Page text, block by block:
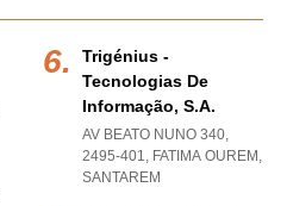
Trigénius -
Tecnologias De
Informação, S.a.
AV BEATO NUNO 340,
2495-401, FATIMA OUREM ,
SANTAREM